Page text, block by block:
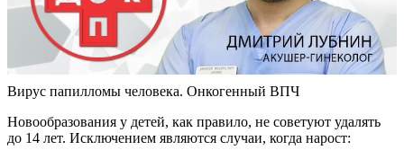
Вирус папилломы человека. Онкогенный ВПЧ
Новообразования у детей, как правило, не советуют удалять
до 14 лет. Исключением являются случаи, когда нарост: